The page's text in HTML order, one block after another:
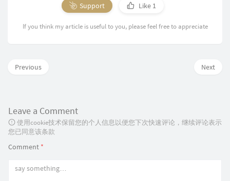
Support Like 1
If you think my article is useful to you, please feel free to appreciate
Next
Previous
Leave a Comment
使用cookie技术保留您的个人信息以便您下次快速评论，继续评论表示
您已同意该条款
Comment *